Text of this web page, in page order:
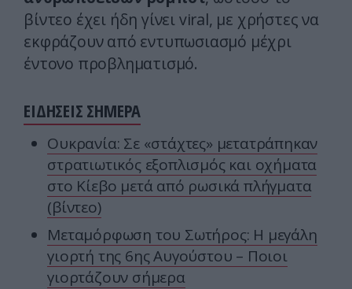
βίντεο έχει ήδη γίνει viral, με χρήστες να
εκφράζουν από εντυπωσιασμό μέχρι
έντονο προβληματισμό.
ΕΙΔΗΣΕΙΣ ΣΗΜΕΡΑ
Ουκρανία: Σε «στάχτες» μετατράπηκαν
στρατιωτικός εξοπλισμός και οχήματα
στο Κίεβο μετά από ρωσικά πλήγματα
(βίντεο)
Μεταμόρφωση του Σωτήρος: Η μεγάλη
γιορτή της 6ης Αυγούστου – Ποιοι
γιορτάζουν σήμερα